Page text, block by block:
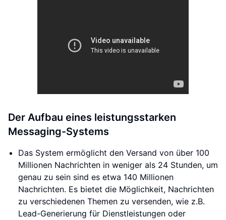
Der Aufbau eines leistungsstarken
Messaging-Systems
Das System ermöglicht den Versand von über 100
Millionen Nachrichten in weniger als 24 Stunden, um
genau zu sein sind es etwa 140 Millionen
Nachrichten. Es bietet die Möglichkeit, Nachrichten
zu verschiedenen Themen zu versenden, wie z.B.
Lead-Generierung für Dienstleistungen oder